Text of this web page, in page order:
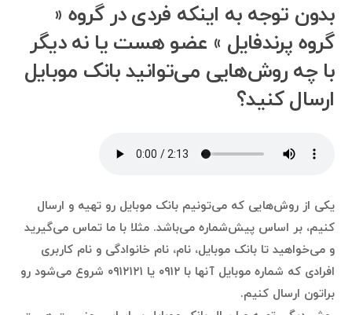
بدون توجه به اینکه فردی در گروه ‌«
گروه پرندفایل » عضو هست یا نه دیگر
با چه روش‌هایی می‌توانید بانک موبایل
ارسال کنید؟
یکی از روش‌هایی که می‌تونیم بانک موبایل رو تهیه و ارسال
کنیم، بر اساس پیش‌شماره می‌باشد. مثلا با ما تماس می‌گیرید
و می‌خواهید تا بانک موبایل، نام، نام خانوادگی و نام کاربری
افرادی که شماره موبایل آنها با ۰۹۱۲ یا ۰۹۱۲۱۲۱ شروع می‌شود رو
براتون ارسال کنیم.